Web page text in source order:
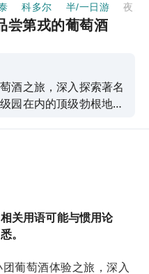
科多尔 半/一日游
尝第戎的葡萄酒
酒之旅，深入探索著名
园在内的顶级勃根地葡
关用语可能与惯用论
。
葡萄酒体验之旅，深入